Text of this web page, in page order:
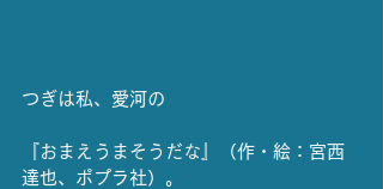
つぎは私、愛河の
『おまえうまそうだな』（作・絵：宮西
達也、ポプラ社）。